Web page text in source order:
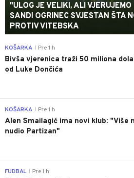
"ULOG JE VELIKI, ALI
SANDI OGRINEC SVJESTAN ŠTA
PROTIV VITEBSKA
KOŠARKA Pre 1 h
Bivša vjerenica traži 50 miliona
od Luke Dončića
KOŠARKA Pre 1 h
Alen Smailagić ima novi klub: "Više
nudio Partizan"
FUDBAL Pre 1 h